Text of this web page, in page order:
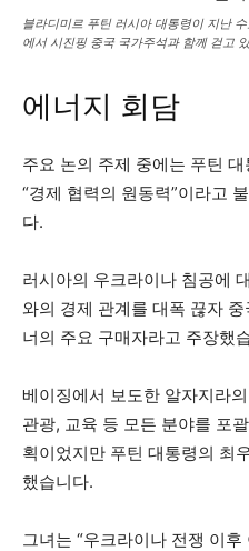
블라디미르 푸틴 러시아 대통령이 지난
에서 시진핑 중국 국가주석과 함께 걷고
에너지 회담
주요 논의 주제 중에는 푸틴
“경제 협력의 원동력”이라고
다.
러시아의 우크라이나 침공에
와의 경제 관계를 대폭 끊자
너의 주요 구매자라고 주장했
베이징에서 보도한 알자지라
관광, 교육 등 모든 분야를 포
획이었지만 푸틴 대통령의 최
했습니다.
그녀는 “우크라이나 전쟁 이